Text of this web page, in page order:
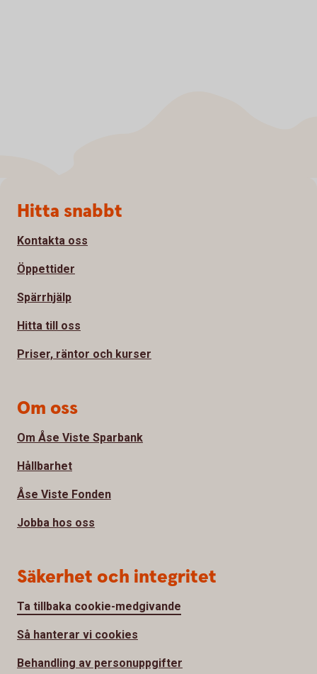
Sidfot
Hitta snabbt
Kontakta oss
Öppettider
Spärrhjälp
Hitta till oss
Priser, räntor och kurser
Om oss
Om Åse Viste Sparbank
Hållbarhet
Åse Viste Fonden
Jobba hos oss
Säkerhet och integritet
Ta tillbaka cookie-medgivande
Så hanterar vi cookies
Behandling av personuppgifter